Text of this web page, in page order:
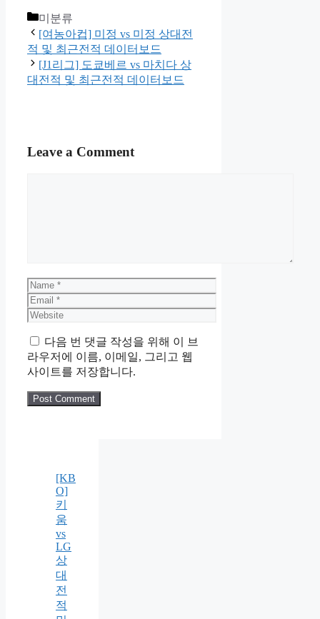
Categories
미분류
[여농아컵] 미정 vs 미정 상대전
적 및 최근전적 데이터보드
[J1리그] 도쿄베르 vs 마치다 상
대전적 및 최근전적 데이터보드
Leave a Comment
Name
Email
Website
다음 번 댓글 작성을 위해 이 브
라우저에 이름, 이메일, 그리고 웹
사이트를 저장합니다.
[KB
O]
키
움
vs
LG
상
대
전
적